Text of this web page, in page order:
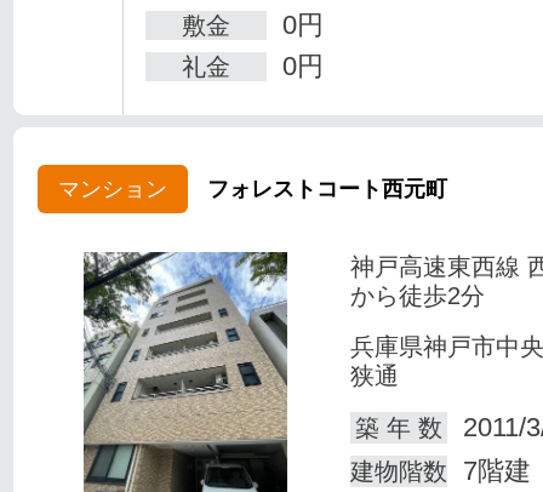
敷金 0円
礼金 0円
マンション フォレストコート西元町
神戸高速東西線
から徒歩2分
兵庫県神戸市中
狭通
築 年 数
2011/
建物階数 7階建